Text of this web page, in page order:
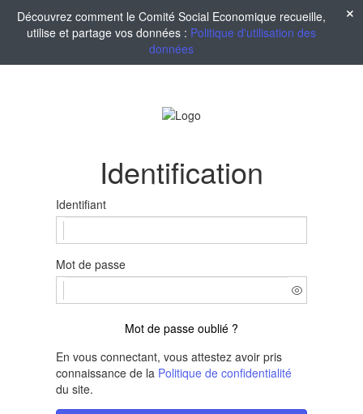
Découvrez comment le Comité Social Economique recueille,
utilise et partage vos données : Politique d'utilisation des
données
Identification
Identifiant
Mot de passe
Mot de passe oublié ?
En vous connectant, vous attestez avoir pris
connaissance de la Politique de confidentialité
du site.